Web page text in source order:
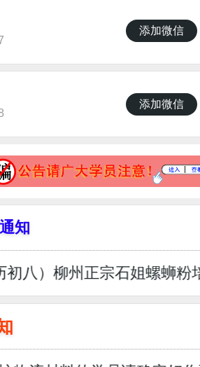
添加微信
添加微信
知
八）柳州正宗石姐螺蛳
131*****552 -您订购的柳州正宗石
板- 132*****669 -您订购的柳州正宗
关资料材料已物流发出 ...敬请查收